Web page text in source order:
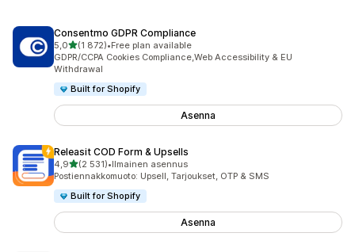
Consentmo GDPR Compliance
5,0/ 5 tähteä
(1 872)
1872 arvostelua yhteensä
•Free plan available
GDPR/CCPA Cookies Compliance,Web Accessibility & EU
Withdrawal
Built for Shopify
Asenna
Releasit COD Form & Upsells
4,9/ 5 tähteä
(2 531)
2531 arvostelua yhteensä
•Ilmainen asennus
Postiennakkomuoto: Upsell, Tarjoukset, OTP & SMS
Built for Shopify
Asenna